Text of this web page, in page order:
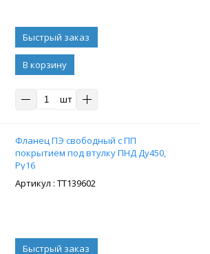
В корзину
шт
Фланец ПЭ свободный с ПП
покрытием под втулку ПНД Ду450,
Ру16
: ТТ139602